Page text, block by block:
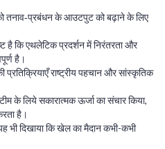
तनाव‑प्रबंधन के आउटपुट को बढ़ाने के लिए
है कि एथलेटिक प्रदर्शन में निरंतरता और
है।
प्रतिक्रियाएँ राष्ट्रीय पहचान और सांस्कृतिक
के लिये सकारात्मक ऊर्जा का संचार किया,
है।
भी दिखाया कि खेल का मैदान कभी-कभी